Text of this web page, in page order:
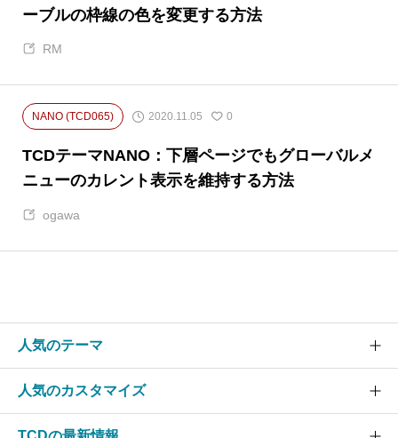
ーブルの枠線の色を変更する方法
RM
NANO (TCD065) 2020.11.05 0
TCDテーマNANO：下層ページでもグローバルメ
ニューのカレント表示を維持する方法
ogawa
人気のテーマ
SOLARIS
人気のカスタマイズ